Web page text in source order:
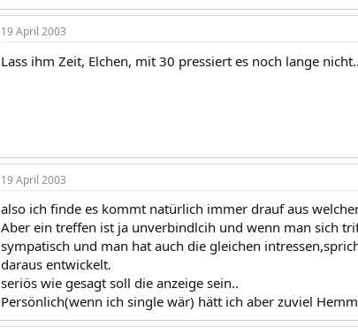
19 April 2003
Lass ihm Zeit, Elchen, mit 30 pressiert es noch lange
19 April 2003
also ich finde es kommt natürlich immer drauf aus
Aber ein treffen ist ja unverbindlcih und wenn man sich
sympatisch und man hat auch die gleichen
daraus entwickelt.
seriös wie gesagt soll die anzeige sein..
Persönlich(wenn ich single wär) hätt ich aber zuviel